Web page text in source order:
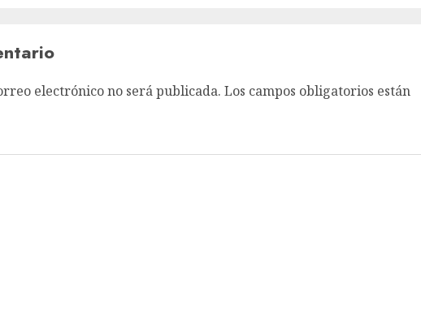
electrónico no será publicada. Los campos obligatorios están